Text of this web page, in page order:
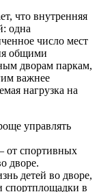
что внутренняя
одна
число мест
общими
дворам паркам,
важнее
нагрузка на
управлять
спортивных
дворе.
детей во дворе,
спортплощадки в